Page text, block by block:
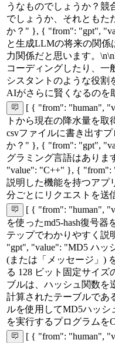
うなものでしょうか？競
でしょうか、それともた
か？" }, { "from": "gpt",
と生成LLMの将来の関係
力関係だと思います。
コーディングしたり、一
シスタントのような役
AIがさらに賢くなるのを
[ { "from": "human",
トから現在の降水量を
csvファイルに書き出す
か？" }, { "from": "gpt",
グラミング言語はありま
"value": "C++" }, { "from":
説明した機能を持つアプ
分ごとにリクエストを送
[ { "from": "human",
を使ったmd5-hash復号
テップでわかりやすく
"gpt", "value": "MD5 ハッ
(または「メッセージ」)
る 128 ビット固定サイ
ブルは、ハッシュ関数を
計算されたテーブルであ
ルを使用してMD5ハッ
を実行するプログラムを
[ { "from": "human",